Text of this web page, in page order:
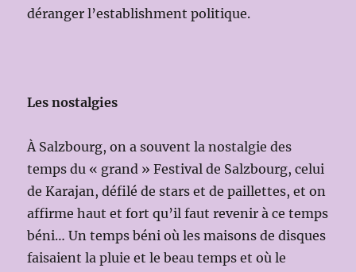
déranger l’establishment politique.
Les nostalgies
À Salzbourg, on a souvent la nostalgie des
temps du « grand » Festival de Salzbourg, celui
de Karajan, défilé de stars et de paillettes, et on
affirme haut et fort qu’il faut revenir à ce temps
béni… Un temps béni où les maisons de disques
faisaient la pluie et le beau temps et où le